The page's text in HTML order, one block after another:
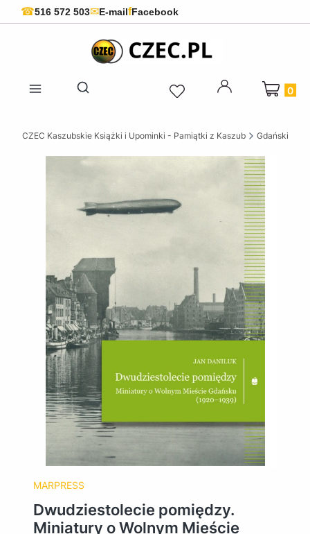
☎516 572 503✉E-mailfFacebook
Otwórz wyszukiwarkę
Produkty
CZEC Kaszubskie Książki i Upominki - Pamiątki z Kaszub Gdańskie
MARPRESS
Dwudziestolecie pomiędzy.
Miniatury o Wolnym Mieście